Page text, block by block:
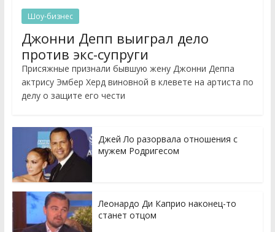
Шоу-бизнес
Джонни Депп выиграл дело
против экс-супруги
Присяжные признали бывшую жену Джонни Деппа
актрису Эмбер Херд виновной в клевете на артиста по
делу о защите его чести
Джей Ло разорвала отношения с
мужем Родригесом
Леонардо Ди Каприо наконец-то
станет отцом